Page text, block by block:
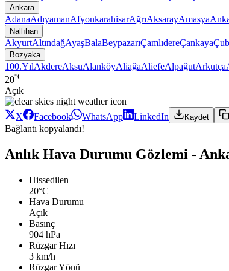
Ankara
AdanaAdıyamanAfyonkarahisarAğrıAksarayAmasya
Nallıhan
AkyurtAltındağAyaşBalaBeypazarıÇamlıdereÇankaya
Bozyaka
100.YılAkdereAksuAlanköyAliağaAliefeAlpağutArkutça
20°C
Açık
X Facebook WhatsApp LinkedIn Kaydet
Bağlantı kopyalandı!
Anlık Hava Durumu Gözlemi -
Hissedilen
20°C
Hava Durumu
Açık
Basınç
904 hPa
Rüzgar Hızı
3 km/h
Rüzgar Yönü